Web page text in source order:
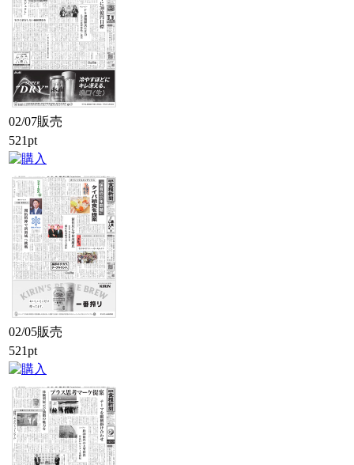
02/07販売
521pt
02/05販売
521pt